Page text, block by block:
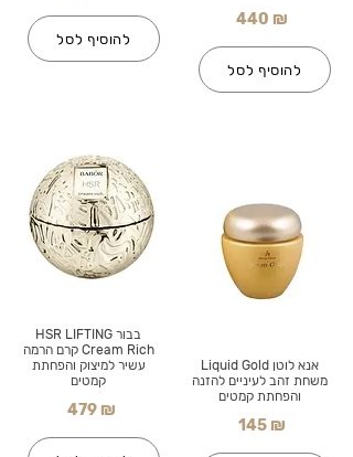
להוסיף לסל
בבור HSR LIFTING
Cream Rich קרם הרמה
עשיר למיצוק והפחתת
קמטים
479 ₪
440 ₪
להוסיף לסל
אנא לוטן Liquid Gold
משחת זהב לעיניים להזנה
והפחתת קמטים
145 ₪